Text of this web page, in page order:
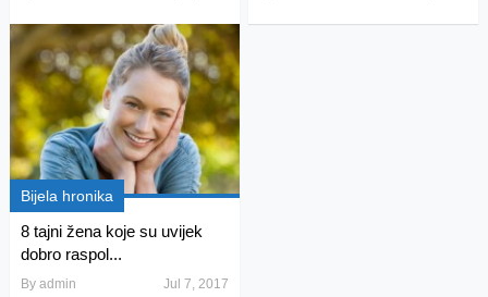
Bijela hronika
8 tajni žena koje su uvijek
dobro raspol...
By admin Jul 7, 2017